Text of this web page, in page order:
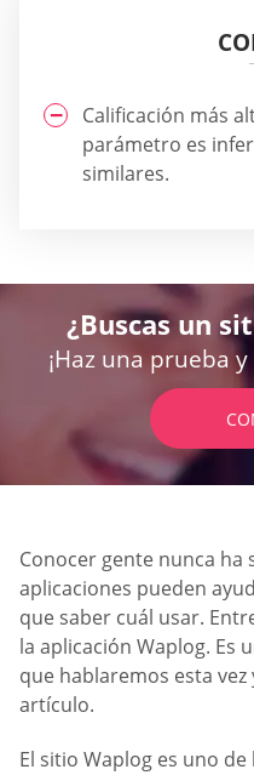
Calificación más
parámetro es
similares.
¿Buscas un
¡Haz una prueba
Conocer gente nunca ha
aplicaciones pueden
que saber cuál usar.
la aplicación Waplog. Es
que hablaremos esta
artículo.
El sitio Waplog es uno